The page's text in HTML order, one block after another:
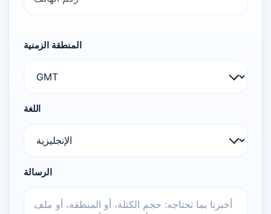
المنطقة الزمنية
اللغة
الرسالة